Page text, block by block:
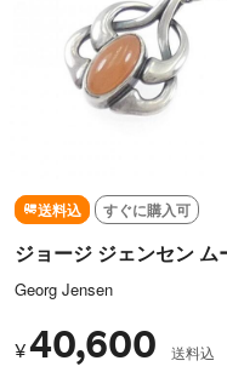
送料込 すぐに購入可
ジョージ ジェンセン
Georg Jensen
¥40,600 送料込